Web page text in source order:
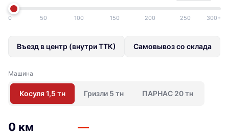
0 50 100 150 200 250 300+
Въезд в центр (внутри ТТК) Самовывоз со склада
Машина
Косуля 1,5 тн Гризли 5 тн ПАРНАС 20 тн
0 км —